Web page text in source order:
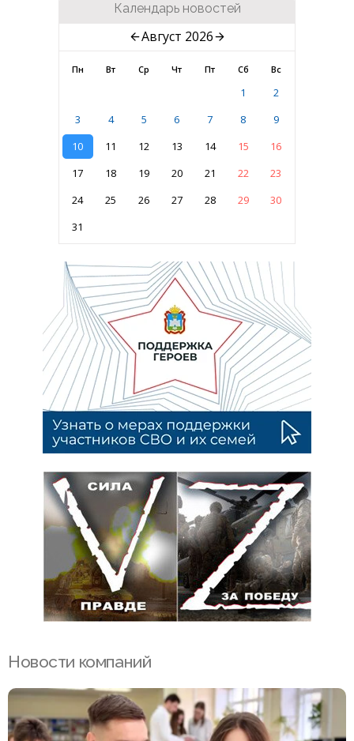
Календарь новостей
Август 2026
Пн Вт Ср Чт Пт Сб Вс
1
2
3
4 5 6 7 8
9
10
11 12 13 14 15
16
17
18 19 20 21 22
23
24
25 26 27 28 29
30
31
Новости компаний